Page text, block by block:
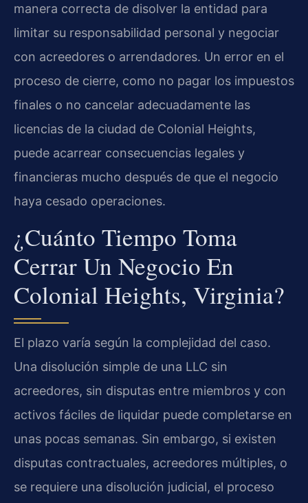
manera correcta de disolver la entidad para
limitar su responsabilidad personal y negociar
con acreedores o arrendadores. Un error en el
proceso de cierre, como no pagar los impuestos
finales o no cancelar adecuadamente las
licencias de la ciudad de Colonial Heights,
puede acarrear consecuencias legales y
financieras mucho después de que el negocio
haya cesado operaciones.
¿Cuánto Tiempo Toma
Cerrar Un Negocio En
Colonial Heights, Virginia?
El plazo varía según la complejidad del caso.
Una disolución simple de una LLC sin
acreedores, sin disputas entre miembros y con
activos fáciles de liquidar puede completarse en
unas pocas semanas. Sin embargo, si existen
disputas contractuales, acreedores múltiples, o
se requiere una disolución judicial, el proceso